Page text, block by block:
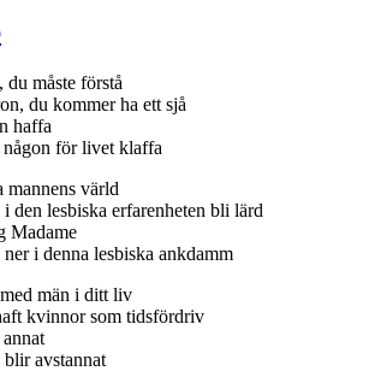
måste förstå
du kommer ha ett sjå
haffa
någon för livet klaffa
mannens värld
den lesbiska erfarenheten bli lärd
Madame
i denna lesbiska ankdamm
män i ditt liv
kvinnor som tidsfördriv
avstannat